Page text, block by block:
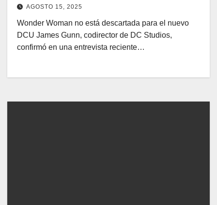
AGOSTO 15, 2025
Wonder Woman no está descartada para el nuevo
DCU James Gunn, codirector de DC Studios,
confirmó en una entrevista reciente…